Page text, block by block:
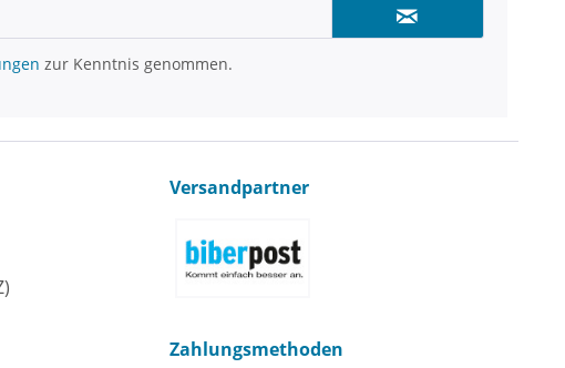
zur Kenntnis genommen.
Versandpartner
Zahlungsmethoden